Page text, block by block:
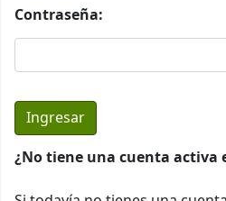
Contraseña:
¿No tiene una cuenta activa